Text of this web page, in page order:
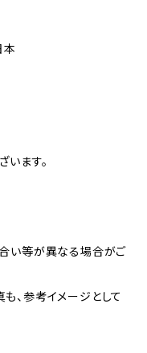
本
います。
い等が異なる場合がご
、参考イメージとして